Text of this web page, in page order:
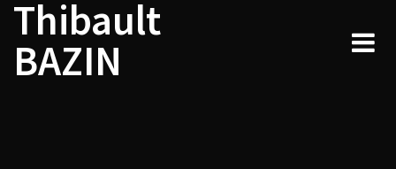
Skip
content
Thibault
BAZIN
Navigation
de